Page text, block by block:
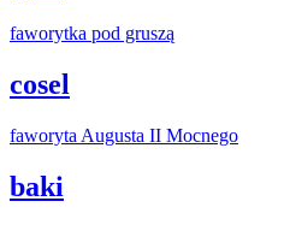
faworytka pod gruszą
cosel
faworyta Augusta II Mocnego
baki